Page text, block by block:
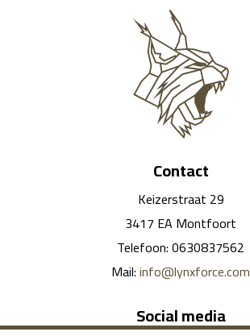
Contact
Keizerstraat 29
3417 EA Montfoort
Telefoon: 0630837562
Mail:info@lynxforce.com
Social media